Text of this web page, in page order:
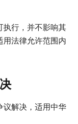
执行，并不影响其
用法律允许范围内
议解决，适用中华